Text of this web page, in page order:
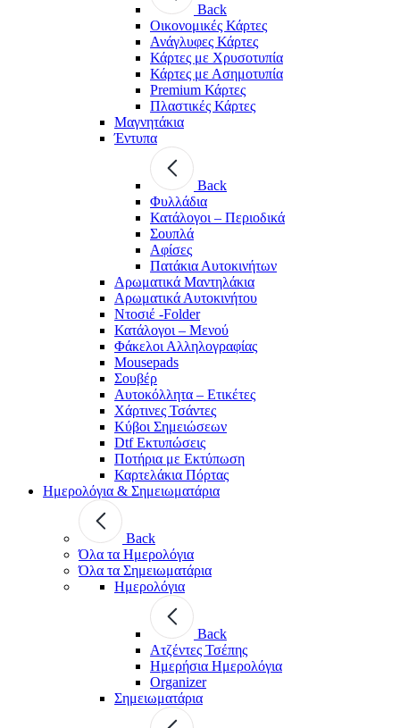
Back
Οικονομικές Κάρτες
Ανάγλυφες Κάρτες
Κάρτες με Χρυσοτυπία
Κάρτες με Ασημοτυπία
Premium Κάρτες
Πλαστικές Κάρτες
Μαγνητάκια
Έντυπα
Back
Φυλλάδια
Κατάλογοι – Περιοδικά
Σουπλά
Αφίσες
Πατάκια Αυτοκινήτων
Αρωματικά Μαντηλάκια
Αρωματικά Αυτοκινήτου
Ντοσιέ -Folder
Κατάλογοι – Μενού
Φάκελοι Αλληλογραφίας
Mousepads
Σουβέρ
Αυτοκόλλητα – Ετικέτες
Χάρτινες Τσάντες
Κύβοι Σημειώσεων
Dtf Εκτυπώσεις
Ποτήρια με Εκτύπωση
Καρτελάκια Πόρτας
Ημερολόγια & Σημειωματάρια
Back
Όλα τα Ημερολόγια
Όλα τα Σημειωματάρια
Ημερολόγια
Back
Ατζέντες Τσέπης
Ημερήσια Ημερολόγια
Organizer
Σημειωματάρια